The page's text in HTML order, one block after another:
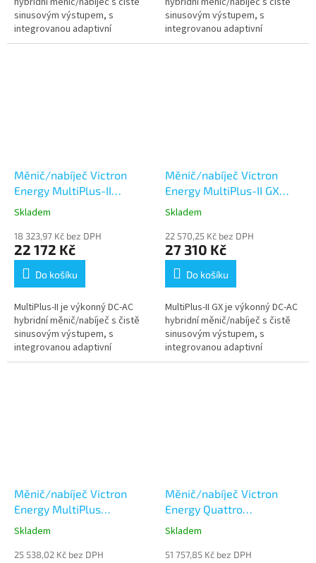
sinusovým výstupem, s
integrovanou adaptivní
nabíječkou baterií a ultra
sinusovým výstupem, s
integrovanou adaptivní
nabíječkou baterií a ultra
Měnič/nabíječ Victron
Energy MultiPlus-II
48V/5000VA/70A-50A
Skladem
18 323,97 Kč bez DPH
22 172 Kč
Do košíku
MultiPlus-II je výkonný DC-AC
hybridní měnič/nabíječ s čistě
sinusovým výstupem, s
integrovanou adaptivní
nabíječkou baterií a ultra
Měnič/nabíječ Victron
Energy MultiPlus-II GX
48V/5000VA/70A-50A
Skladem
22 570,25 Kč bez DPH
27 310 Kč
Do košíku
MultiPlus-II GX je výkonný DC-AC
hybridní měnič/nabíječ s čistě
sinusovým výstupem, s
integrovanou adaptivní
nabíječkou baterií a ultra
Měnič/nabíječ Victron
Energy MultiPlus
48V/5000VA/70A-100A
Skladem
25 538,02 Kč bez DPH
Měnič/nabíječ Victron
Energy Quattro
48V/10000VA/140A-
Skladem
51 757,85 Kč bez DPH